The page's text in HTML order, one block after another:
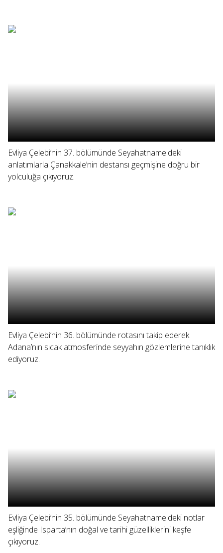
Evliya Çelebi’nin 37. bölümünde Seyahatname'deki
anlatımlarla Çanakkale’nin destansı geçmişine doğru bir
yolculuğa çıkıyoruz.
Evliya Çelebi’nin 36. bölümünde rotasını takip ederek
Adana’nın sıcak atmosferinde seyyahın gözlemlerine tanıklık
ediyoruz.
Evliya Çelebi’nin 35. bölümünde Seyahatname'deki notlar
eşliğinde Isparta’nın doğal ve tarihi güzelliklerini keşfe
çıkıyoruz.